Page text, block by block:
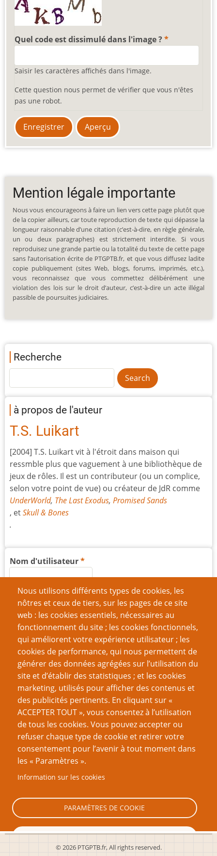
Quel code est dissimulé dans l'image ?
Saisir les caractères affichés dans l'image.
Cette question nous permet de vérifier que vous n'êtes
pas une robot.
Nous utilisons différents types de cookies, les
nôtres et ceux de tiers, sur les pages de ce site
web : les cookies essentiels, nécessaires au
fonctionnement du site ; les cookies fonctionnels,
qui améliorent votre expérience utilisateur ; les
cookies de performance, qui nous permettent de
générer des données agrégées sur l’utilisation du
site et d’établir des statistiques ; et les cookies
marketing, utilisés pour afficher des contenus et
des publicités pertinents. En cliquant sur «
ACCEPTER TOUT », vous consentez à l’utilisation
de tous les cookies. Vous pouvez accepter ou
refuser chaque type de cookie et retirer votre
consentement pour l’avenir à tout moment dans
les « Paramètres ».
Information sur les cookies
PARAMÈTRES DE COOKIE
TOUT REFUSER
Mention légale importante
Nous vous encourageons à faire un lien vers cette page plutôt que
de la copier ailleurs, car toute reproduction de texte qui dépasse la
longueur raisonnable d’une citation (c’est-à-dire, en règle générale,
un ou deux paragraphes) est strictement interdite. Si vous
reproduisez une grande partie ou la totalité du texte de cette page
sans l’autorisation écrite de PTGPTB.fr, et que vous diffusez ladite
copie publiquement (sites Web, blogs, forums, imprimés, etc.),
vous reconnaissez que vous commettez délibérément une
violation des lois sur le droit d’auteur, c’est-à-dire un acte illégal
passible de poursuites judiciaires.
Recherche
à propos de l'auteur
T.S. Luikart
[2004] T.S. Luikart vit à l'étroit dans maison qui
ressmble plus que vaguement à une bibliothèque de
jeux de rôles. Il est un contributeur (ou un complice,
selon votre point de vue) ou créateur de JdR comme
UnderWorld, The Last Exodus, Promised Sands
, etSkull & Bones
.
Nom d'utilisateur
Mot de passe
Créer un nouveau compte
Réinitialiser votre mot de passe
VOUS AIMEREZ AUSSI
Trucs de MJ : Désamorcer des pièges magiques
Tout le monde est magique
JdR et Tatouages
© 2026 PTGPTB.fr, All rights reserved.